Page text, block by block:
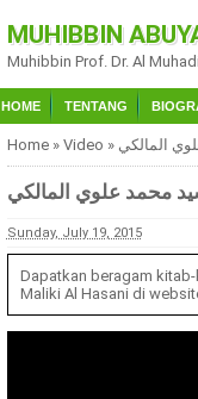
MUHIBBIN
Muhibbin Prof. Dr. Al
HOME TENTANG
Home» Video »
Sunday, July 19, 2015
Dapatkan beragam
Maliki Al Hasani di